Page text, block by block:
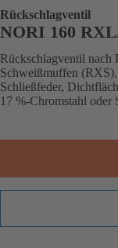
Rückschlagventil
NORI 160
Rückschlagventil
Schweißmuffen
Schließfeder,
17 %-Chromstahl oder